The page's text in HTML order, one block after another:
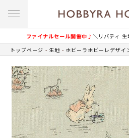
ファイナルセール開催中♪＼リバティ
トップページ 生地 ホビーラホビーレデザイ